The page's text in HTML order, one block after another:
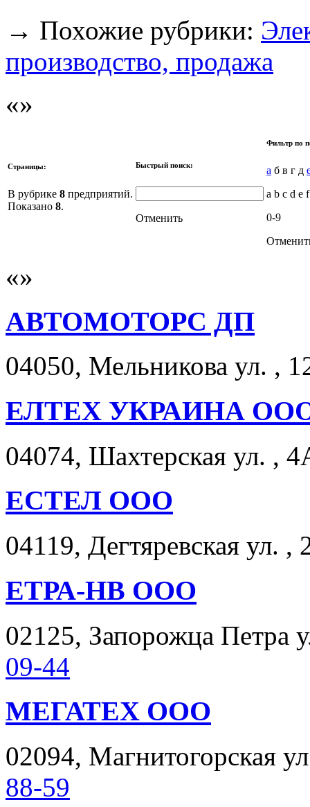
→ Похожие рубрики:
производство, продажа
Страницы:
В рубрике 8 предприятий.
Показано 8.
Быстрый поиск:
Отменить
Фильтр по
а б в г д
a b c d e
0-9
АВТОМОТОРС ДП
04050, Мельникова ул. ,
ЕЛТЕХ УКРАИНА
04074, Шахтерская ул. ,
ЕСТЕЛ ООО
04119, Дегтяревская ул.
ЕТРА-НВ ООО
02125, Запорожца Петра
09-44
МЕГАТЕХ ООО
02094, Магнитогорская
88-59